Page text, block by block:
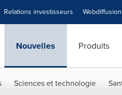
Relations investisseurs Webdiffusion
Nouvelles Produits
Sciences et technologie